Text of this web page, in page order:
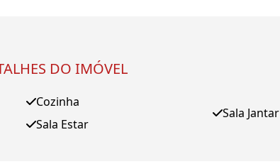
DO IMÓVEL
Cozinha
Sala Estar
Sala Jantar